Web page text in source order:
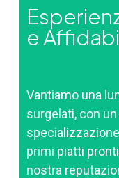
e
Vantiamo una
surgelati, con
primi piatti
nostra